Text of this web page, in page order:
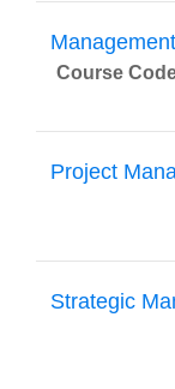
Course
Project
Strategic